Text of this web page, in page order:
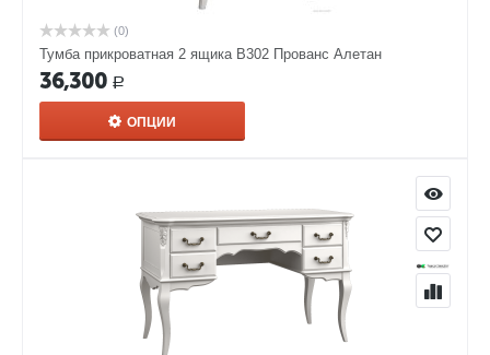
(0)
Тумба прикроватная 2 ящика В302 Прованс Алетан
36,300 Р
ОПЦИИ